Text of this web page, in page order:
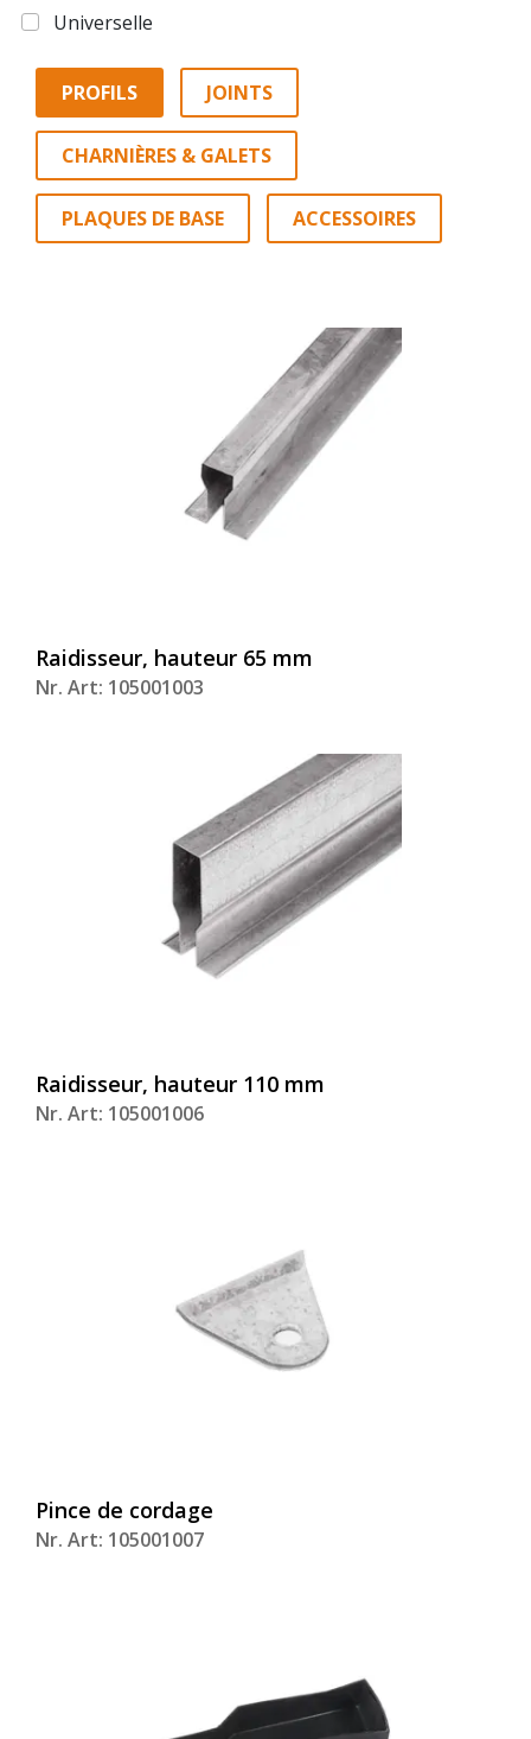
Universelle
PROFILS JOINTS
CHARNIÈRES & GALETS
PLAQUES DE BASE ACCESSOIRES
Raidisseur, hauteur 65 mm
Nr. Art: 105001003
Raidisseur, hauteur 110 mm
Nr. Art: 105001006
Pince de cordage
Nr. Art: 105001007